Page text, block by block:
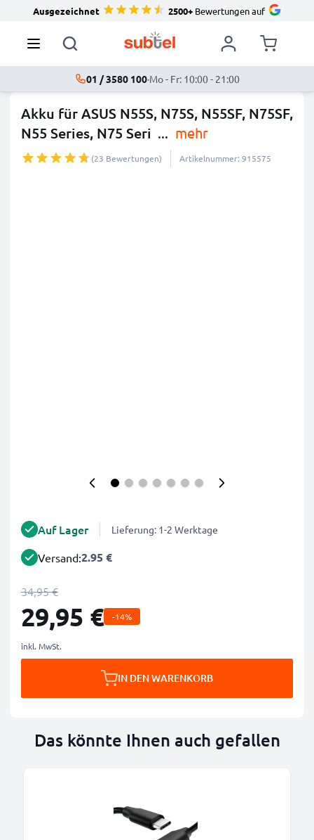
Ausgezeichnet 2500+Bewertungen auf
01 / 3580 100·Mo - Fr: 10:00 - 21:00
Akku für ASUS N55S, N75S, N55SF, N75SF,
N55 Series, N75 Seri ... mehr
(23 Bewertungen) Artikelnummer: 915575
Auf Lager Lieferung: 1-2 Werktage
Versand:2.95 €
34,95 €
29,95 € -14%
inkl. MwSt.
IN DEN WARENKORB
Das könnte Ihnen auch gefallen